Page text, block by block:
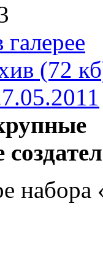
галерее
(72
набора